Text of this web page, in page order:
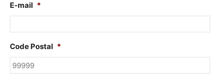
E-mail *
Code Postal *